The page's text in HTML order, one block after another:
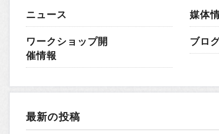
ニュース
ワークショップ開
催情報
媒体
ブロ
最新の投稿